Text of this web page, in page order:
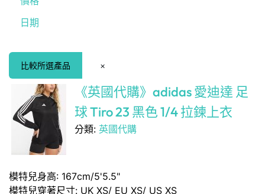
日期
比較所選產品 ×
《英國代購》adidas 愛迪達 足
球 Tiro 23 黑色 1/4 拉鍊上衣
分類: 英國代購
模特兒身高: 167cm/5'5.5"
模特兒穿著尺寸: UK XS/ EU XS/ US XS